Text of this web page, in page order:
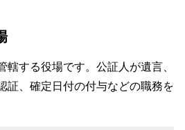
轄する役場です。公証人が遺言、
証、確定日付の付与などの職務を